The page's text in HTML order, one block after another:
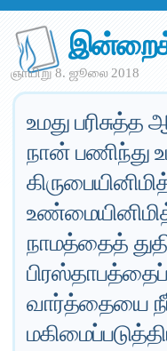
ஞாயிறு 8. ஜூலை 2018
உமது
நான் பணிந்து
நாமத்தைத்
பிரஸ்தாபத்தைப்
வார்த்தையை